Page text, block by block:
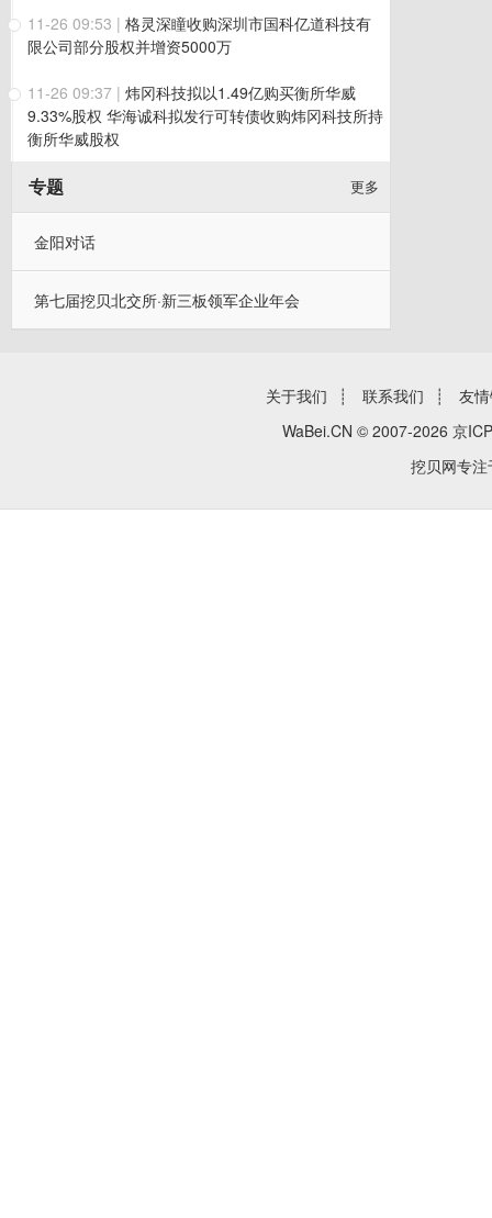
11-26 09:53 | 格灵深瞳收购深圳市国科亿道科技有
限公司部分股权并增资5000万
11-26 09:37 | 炜冈科技拟以1.49亿购买衡所华威
9.33%股权 华海诚科拟发行可转债收购炜冈科技所持
衡所华威股权
专题 更多
金阳对话
第七届挖贝北交所·新三板领军企业年会
关于我们 ┊ 联系我们 ┊
友
WaBei.CN © 2007-2026 京
挖贝网专